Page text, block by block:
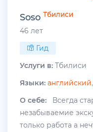
Soso Тбилиси
46 лет
Гид
Услуги в: Тбилиси
Языки: английский,
О себе: Всегда
незабываемие
только работа а